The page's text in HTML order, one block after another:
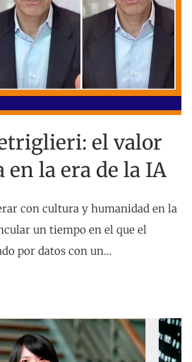
el valor
en la era de la IA
con cultura y humanidad en la
un tiempo en el que el
por datos con un…